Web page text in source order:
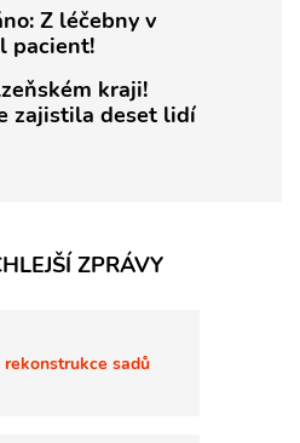
Z léčebny v
pacient!
kraji!
zajistila deset lidí
ZPRÁVY
sadů